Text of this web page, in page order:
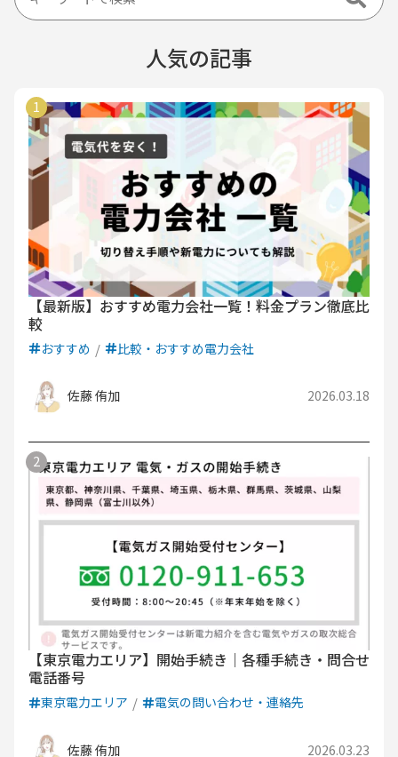
人気の記事
【最新版】おすすめ電力会社一覧！料金プラン徹底比
較
おすすめ 比較・おすすめ電力会社
佐藤 侑加 2026.03.18
【東京電力エリア】開始手続き｜各種手続き・問合せ
電話番号
東京電力エリア 電気の問い合わせ・連絡先
佐藤 侑加 2026.03.23